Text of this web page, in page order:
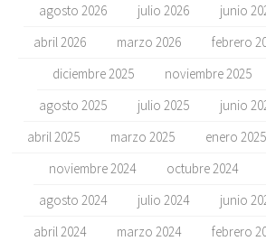
agosto 2026 julio 2026 junio
abril 2026
marzo 2026 febrero
diciembre 2025
noviembre 2025
agosto 2025
julio 2025 junio
abril 2025
marzo 2025 enero 2025
noviembre 2024
octubre 2024
agosto 2024
julio 2024 junio
abril 2024
marzo 2024 febrero